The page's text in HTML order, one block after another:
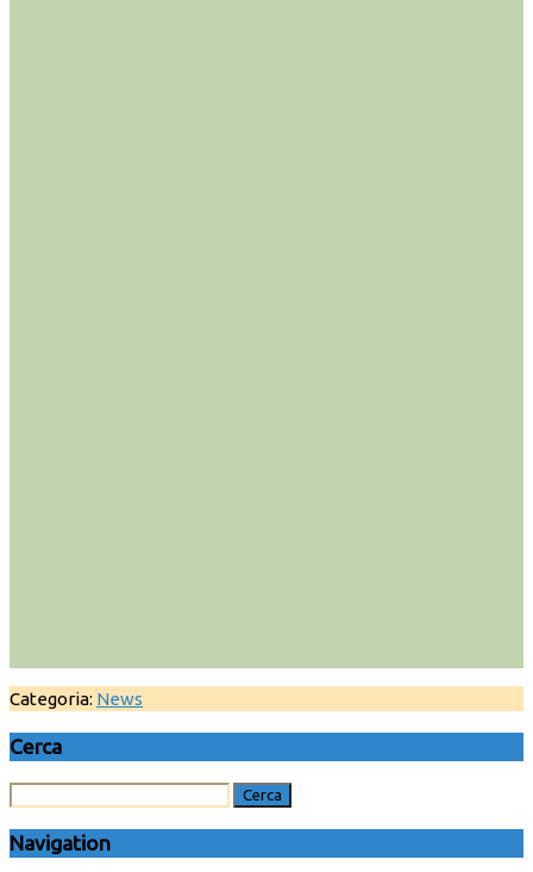
Categoria: News
Cerca
Navigation